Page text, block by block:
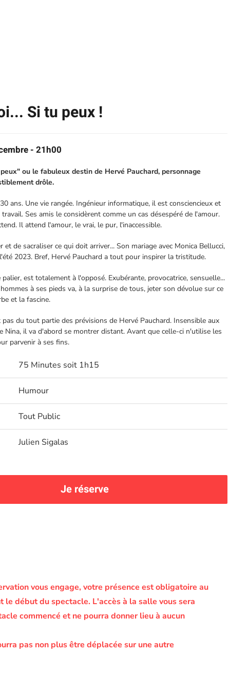
Si tu peux !
- 21h00
ou le fabuleux destin de Hervé Pauchard, personnage
drôle.
ans. Une vie rangée. Ingénieur informatique, il est consciencieux et
Ses amis le considèrent comme un cas désespéré de l'amour.
Il attend l'amour, le vrai, le pur, l'inaccessible.
de sacraliser ce qui doit arriver... Son mariage avec Monica Bellucci,
2023. Bref, Hervé Pauchard a tout pour inspirer la tristitude.
palier, est totalement à l'opposé. Exubérante, provocatrice, sensuelle...
à ses pieds va, à la surprise de tous, jeter son dévolue sur ce
et la fascine.
du tout partie des prévisions de Hervé Pauchard. Insensible aux
Nina, il va d'abord se montrer distant. Avant que celle-ci n'utilise les
parvenir à ses fins.
75 Minutes soit 1h15
Humour
Tout Public
Julien Sigalas
Je réserve
vous engage, votre présence est obligatoire au
le début du spectacle. L'accès à la salle vous sera
commencé et ne pourra donner lieu à aucun
pas non plus être déplacée sur une autre